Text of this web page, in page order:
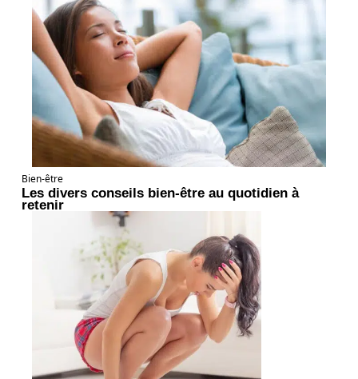
Bien-être
Les divers conseils bien-être au quotidien à
retenir